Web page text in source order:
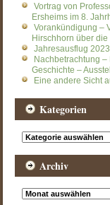
Vortrag von
Ersheims im 8.
Vorankündigung –
Hirschhorn über
Jahresausflug
Nachbetrachtung
Geschichte –
Eine andere Sicht
Kategorien
Kategorien
Archiv
Archiv